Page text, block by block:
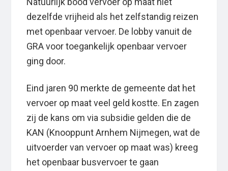
dezelfde vrijheid als het zelfstandig reizen
met openbaar vervoer. De lobby vanuit de
GRA voor toegankelijk openbaar vervoer
ging door.
Eind jaren 90 merkte de gemeente dat het
vervoer op maat veel geld kostte. En zagen
zij de kans om via subsidie gelden die de
KAN (Knooppunt Arnhem Nijmegen, wat de
uitvoerder van vervoer op maat was) kreeg
het openbaar busvervoer te gaan